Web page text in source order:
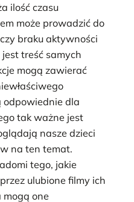
ilość czasu
może prowadzić do
braku aktywności
treść samych
mogą zawierać
odpowiednie dla
tak ważne jest
nasze dzieci
na ten temat.
tego, jakie
ulubione filmy ich
mogą one